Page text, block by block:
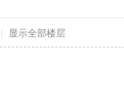
显示全部楼层